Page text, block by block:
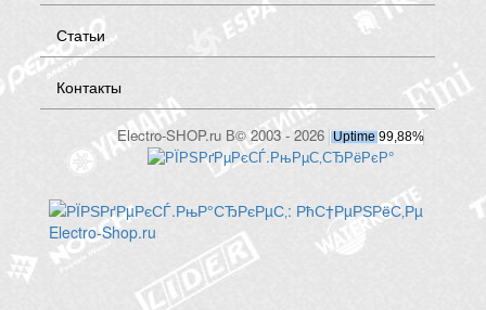
Статьи
Контакты
Electro-SHOP.ru В© 2003 - 2026